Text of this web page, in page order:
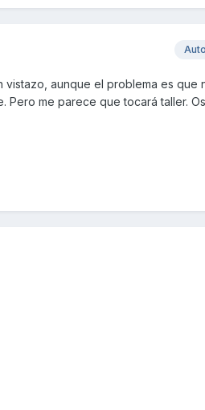
vistazo, aunque el problema es que
Pero me parece que tocará taller.